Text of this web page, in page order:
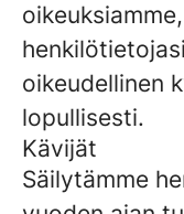
oikeudellinen
lopullisesti.
Kävijät
Säilytämme